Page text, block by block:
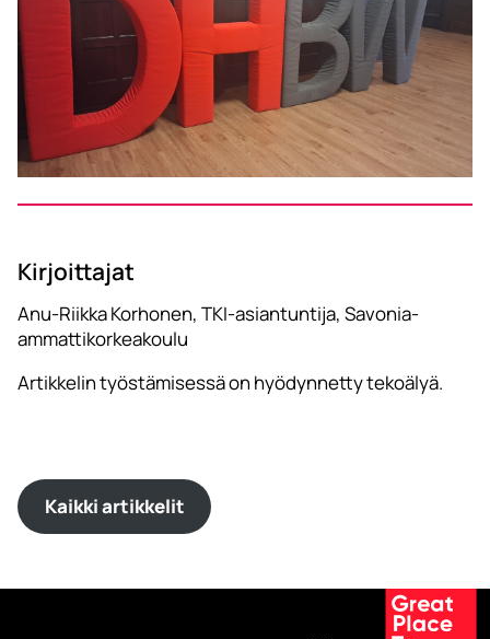
Kirjoittajat
Anu-Riikka Korhonen, TKI-asiantuntija, Savonia-
ammattikorkeakoulu
Artikkelin työstämisessä on hyödynnetty tekoälyä.
Kaikki artikkelit